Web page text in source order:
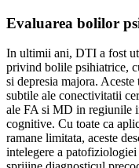
Evaluarea bolilor
In ultimii ani, DTI a fost
privind bolile psihiatrice,
si depresia majora.
subtile ale conectivitatii
ale FA si MD in regiunile
cognitive. Cu toate ca
ramane limitata, aceste
intelegere a